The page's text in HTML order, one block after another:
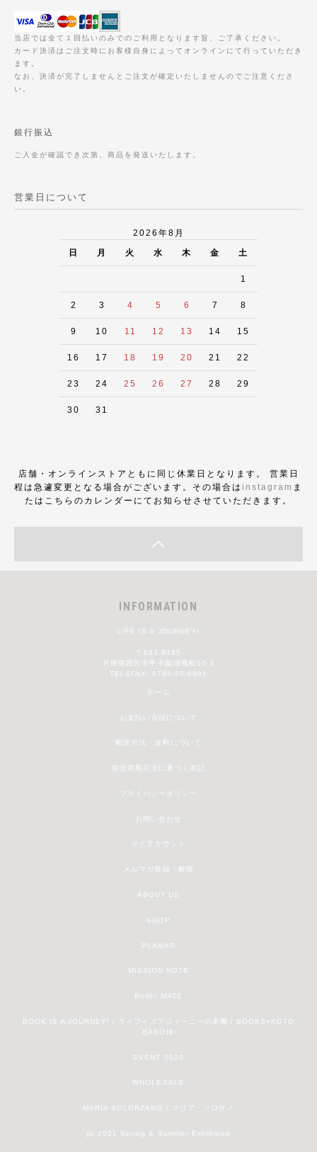
当店では全て１回払いのみでのご利用となります旨、ご了承ください。
カード決済はご注文時にお客様自身によってオンラインにて行っていただき
ます。
なお、決済が完了しませんとご注文が確定いたしませんのでご注意くださ
い。
銀行振込
ご入金が確認でき次第、商品を発送いたします。
営業日について
2026年8月
日 月 火 水 木 金 土
1
2 3 4 5 6 7 8
9 10 11 12 13 14 15
16 17 18 19 20 21 22
23 24 25 26 27 28 29
30 31
店舗・オンラインストアともに同じ休業日となります。 営業日
程は急遽変更となる場合がございます。その場合は instagram ま
たはこちらのカレンダーにてお知らせさせていただきます。
INFORMATION
LIFE IS A JOURNEY!
〒663-8165
兵庫県西宮市甲子園浦風町10-3
TEL&FAX: 0798-55-8901
ホーム
お支払い方法について
配送方法・送料について
特定商取引法に基づく表記
プライバシーポリシー
お問い合わせ
マイアカウント
メルマガ登録・解除
ABOUT US
SHOP
PLANAR
MISSION NOTE
Bodhi MATE
BOOK IS A JOURNEY! / ライフイズアジャーニーの本棚 / BOOKS+KOTO
BANOIE
EVENT 2020
WHOLESALE
MARIA SOLORZANO / マリア・ソロザノ
jiji 2021 Spring & Summer Exhibition